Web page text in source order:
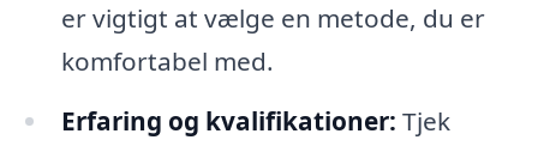
er vigtigt at vælge en metode, du er
komfortabel med.
Erfaring og kvalifikationer: Tjek